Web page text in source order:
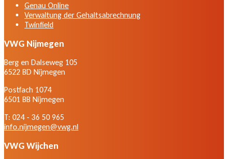
Genau Online
Verwaltung der Gehaltsabrechnung
Twinfield
VWG Nijmegen
Berg en Dalseweg 105
6522 BD Nijmegen
Postfach 1074
6501 BB Nijmegen
T: 024 - 36 50 965
info.nijmegen@vwg.nl
VWG Wijchen